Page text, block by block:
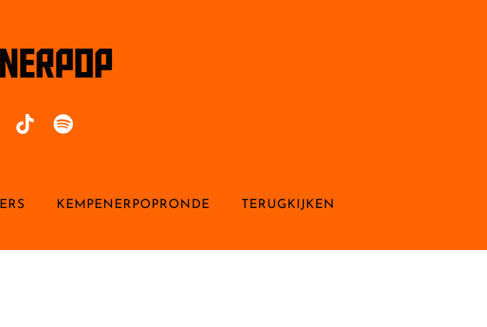
KEMPENERPOPRONDE TERUGKIJKEN